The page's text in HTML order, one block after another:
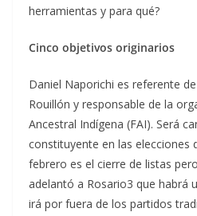
herramientas y para qué?
Cinco objetivos originarios
Daniel Naporichi es referente
Rouillón y responsable de la
Ancestral Indígena (FAI). Será
constituyente en las elecciones
febrero es el cierre de listas
adelantó a Rosario3 que habrá
irá por fuera de los partidos